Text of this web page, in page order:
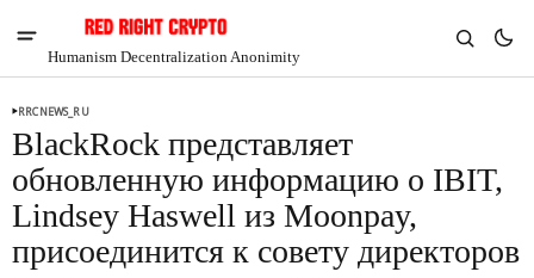
Humanism Decentralization Anonimity
RRCNEWS_RU
BlackRock представляет
обновленную информацию о IBIT,
Lindsey Haswell из Moonpay,
присоединится к совету директоров